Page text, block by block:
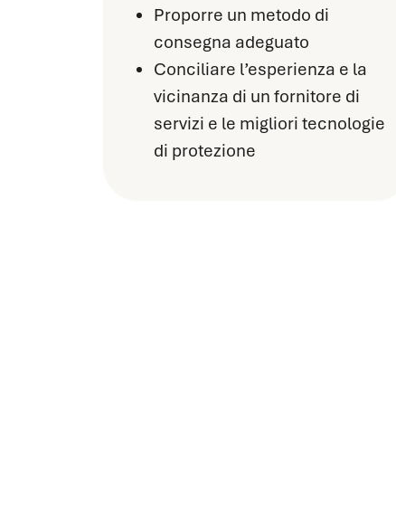
Proporre un metodo di
consegna adeguato
Conciliare l’esperienza e la
vicinanza di un fornitore di
servizi e le migliori tecnologie
di protezione